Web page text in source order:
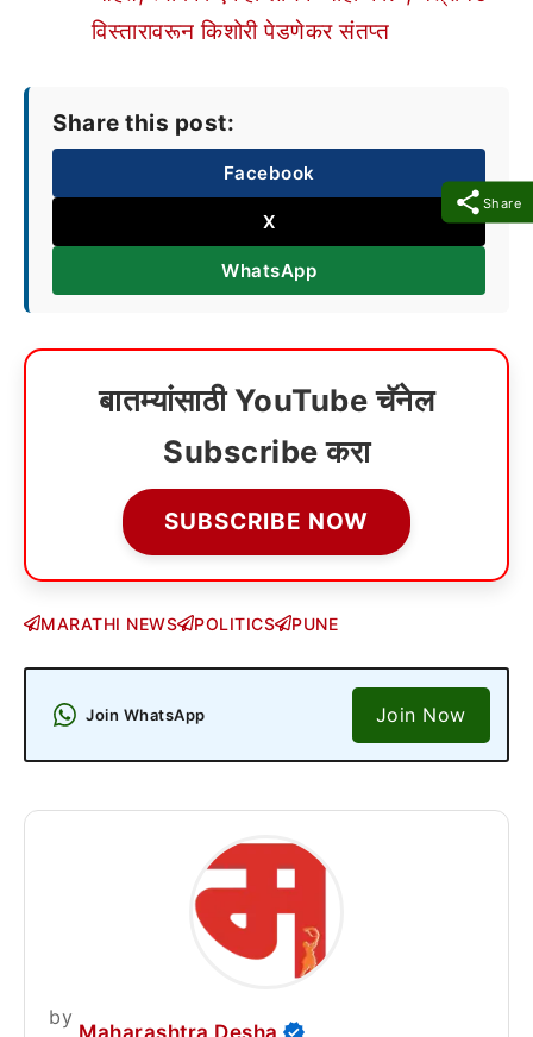
Share
विस्तारावरून किशोरी पेडणेकर संतप्त
Share this post:
Facebook
X
WhatsApp
बातम्यांसाठी YouTube चॅनेल
Subscribe करा
SUBSCRIBE NOW
MARATHI NEWS POLITICS PUNE
Join WhatsApp Join Now
by
Maharashtra Desha